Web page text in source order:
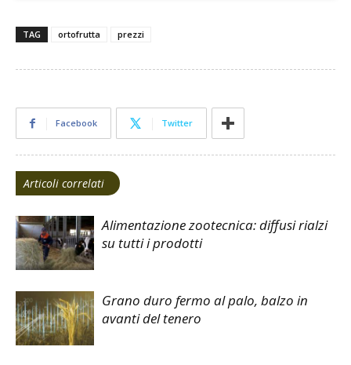
TAG ortofrutta prezzi
Facebook Twitter
Articoli correlati
Alimentazione zootecnica: diffusi rialzi
su tutti i prodotti
Grano duro fermo al palo, balzo in
avanti del tenero